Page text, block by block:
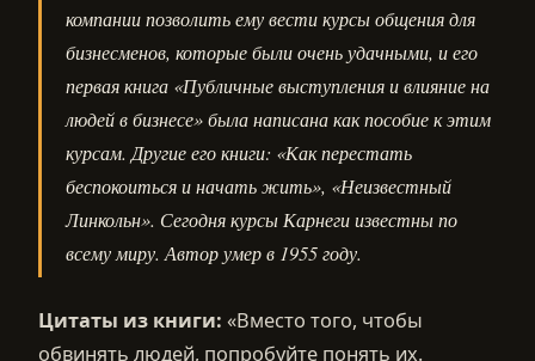
компании позволить ему вести курсы общения для
бизнесменов, которые были очень удачными, и его
первая книга «Публичные выступления и влияние на
людей в бизнесе» была написана как пособие к этим
курсам. Другие его книги: «Как перестать
беспокоиться и начать жить», «Неизвестный
Линкольн». Сегодня курсы Карнеги известны по
всему миру. Автор умер в 1955 году.
Цитаты из книги: «Вместо того, чтобы
обвинять людей, попробуйте понять их.